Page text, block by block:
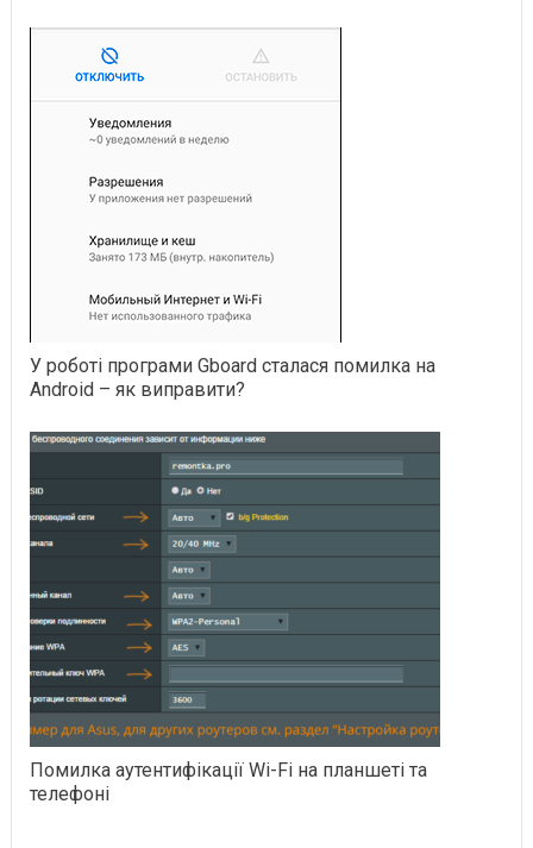
У роботі програми Gboard сталася помилка на
Android – як виправити?
Помилка аутентифікації Wi-Fi на планшеті та
телефоні